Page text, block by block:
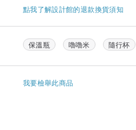
點我了解設計館的退款換貨須知
保溫瓶 嚕嚕米 隨行杯
我要檢舉此商品